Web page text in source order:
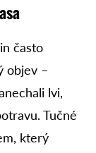
často
objev –
lvi,
Tučné
který